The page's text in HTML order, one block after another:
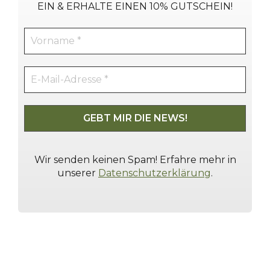
EIN & ERHALTE EINEN 10% GUTSCHEIN!
Wir senden keinen Spam! Erfahre mehr in
unserer Datenschutzerklärung.